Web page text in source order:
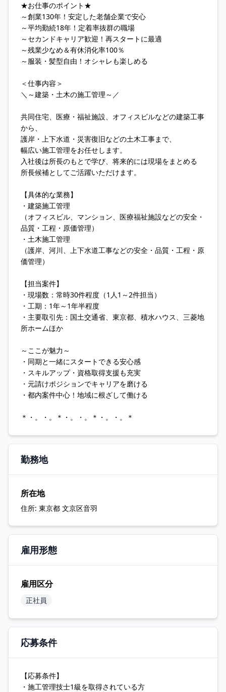
★お仕事のポイント★
～創業130年！安定した老舗企業で安心
～平均勤続18年！定着率抜群の職場
～セカンドキャリア歓迎！再スタートに最適
～残業少なめ＆有休消化率100％
～服装・髪型自由！オシャレも楽しめる
＜仕事内容＞
＼～建築・土木の施工管理～／
共同住宅、医療・福祉施設、オフィスビルなどの建築工事
から、
護岸・上下水道・災害復旧などの土木工事まで、
幅広い施工管理をお任せします。
入社後は所長のもとで学び、将来的には現場をまとめる
所長候補としてご活躍いただけます。
【具体的な業務】
・建築施工管理
（オフィスビル、マンション、医療福祉施設などの安全・
品質・工程・原価管理）
・土木施工管理
（護岸、河川、上下水道工事などの安全・品質・工程・原
価管理）
【担当案件】
・現場数：常時30件程度（1人1～2件担当）
・工期：1年～1年半程度
・主要取引先：国土交通省、東京都、積水ハウス、三菱地
所ホームほか
～ここが魅力～
・同期と一緒にスタートできる安心感
・スキルアップ・資格取得支援も充実
・元請けポジションでキャリアを磨ける
・都内案件中心！地域に根ざして働ける
＊・。・。＊・。・。＊・。・。＊
勤務地
所在地
住所: 東京都 文京区音羽
雇用形態
雇用区分
正社員
応募条件
【応募条件】
・施工管理技士1級を取得されている方